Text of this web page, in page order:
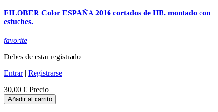
FILOBER Color ESPAÑA 2016 cortados de HB. montado con
estuches.
favorite
Debes de estar registrado
Entrar| Registrarse
30,00 € Precio
Añadir al carrito